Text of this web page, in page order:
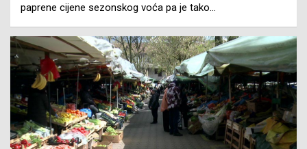
paprene cijene sezonskog voća pa je tako…